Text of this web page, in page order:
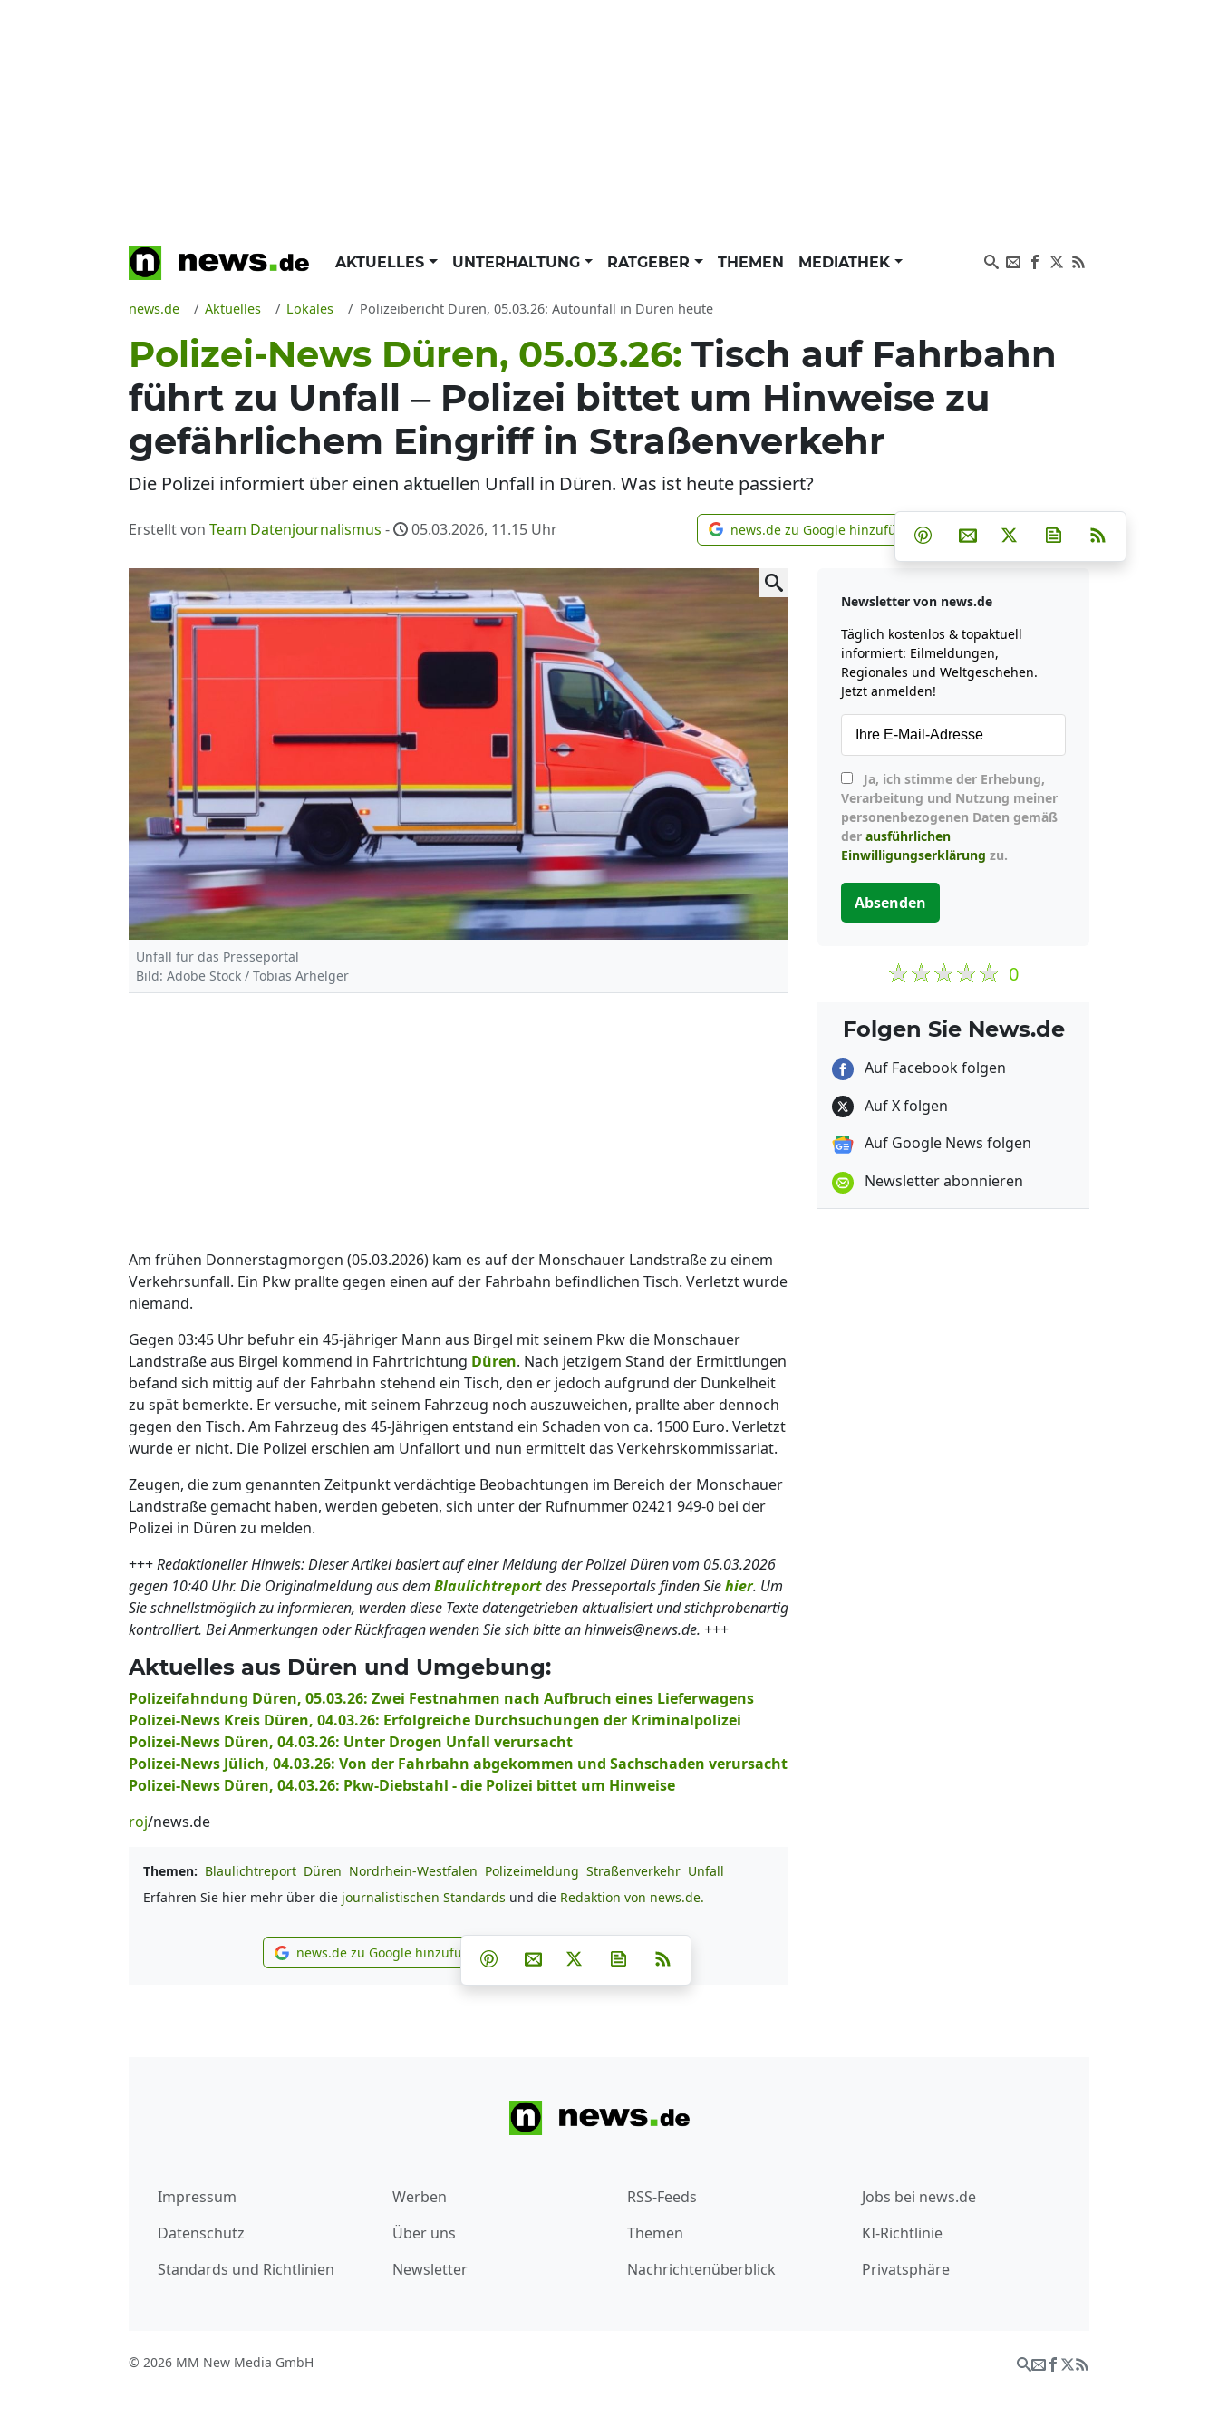
AKTUELLES UNTERHALTUNG RATGEBER THEMEN MEDIATHEK
news.de Aktuelles Lokales Polizeibericht Düren, 05.03.26: Autounfall in Düren heute
Polizei-News Düren, 05.03.26: Tisch auf Fahrbahn
führt zu Unfall – Polizei bittet um Hinweise zu
gefährlichem Eingriff in Straßenverkehr
Die Polizei informiert über einen aktuellen Unfall in Düren. Was ist heute passiert?
Erstellt von Team Datenjournalismus - 05.03.2026, 11.15 Uhr news.de zu Google hinzufügen
news.de zu Google hinzufügen Teilen auf Facebook
Teilen auf Whatsapp
Teilen auf Telegram
Teilen auf Pinterest
Per E-Mail teilen
Post auf XNewsletter
Unfall für das Presseportal
Bild: Adobe Stock / Tobias Arhelger
Am frühen Donnerstagmorgen (05.03.2026) kam es auf der Monschauer Landstraße zu einem
Verkehrsunfall. Ein Pkw prallte gegen einen auf der Fahrbahn befindlichen Tisch. Verletzt wurde
niemand.
Gegen 03:45 Uhr befuhr ein 45-jähriger Mann aus Birgel mit seinem Pkw die Monschauer
Landstraße aus Birgel kommend in Fahrtrichtung Düren. Nach jetzigem Stand der Ermittlungen
befand sich mittig auf der Fahrbahn stehend ein Tisch, den er jedoch aufgrund der Dunkelheit
zu spät bemerkte. Er versuche, mit seinem Fahrzeug noch auszuweichen, prallte aber dennoch
gegen den Tisch. Am Fahrzeug des 45-Jährigen entstand ein Schaden von ca. 1500 Euro. Verletzt
wurde er nicht. Die Polizei erschien am Unfallort und nun ermittelt das Verkehrskommissariat.
Zeugen, die zum genannten Zeitpunkt verdächtige Beobachtungen im Bereich der Monschauer
Landstraße gemacht haben, werden gebeten, sich unter der Rufnummer 02421 949-0 bei der
Polizei in Düren zu melden.
+++Redaktioneller Hinweis: Dieser Artikel basiert auf einer Meldung der Polizei Düren vom 05.03.2026
gegen 10:40 Uhr. Die Originalmeldung aus dem Blaulichtreportdes Presseportals finden Siehier. Um
Sie schnellstmöglich zu informieren, werden diese Texte datengetrieben aktualisiert und stichprobenartig
kontrolliert. Bei Anmerkungen oder Rückfragen wenden Sie sich bitte an hinweis@news.de. +++
Aktuelles aus Düren und Umgebung:
Polizeifahndung Düren, 05.03.26: Zwei Festnahmen nach Aufbruch eines Lieferwagens
Polizei-News Kreis Düren, 04.03.26: Erfolgreiche Durchsuchungen der Kriminalpolizei
Polizei-News Düren, 04.03.26: Unter Drogen Unfall verursacht
Polizei-News Jülich, 04.03.26: Von der Fahrbahn abgekommen und Sachschaden verursacht
Polizei-News Düren, 04.03.26: Pkw-Diebstahl - die Polizei bittet um Hinweise
roj/news.de
Themen: Blaulichtreport Düren Nordrhein-Westfalen Polizeimeldung Straßenverkehr Unfall
Erfahren Sie hier mehr über die journalistischen Standards und die Redaktion von news.de.
news.de zu Google hinzufügen
news.de zu Google hinzufügen Teilen auf Facebook
Teilen auf Whatsapp
Teilen auf Telegram
Teilen auf Pinterest
Per E-Mail teilen
Post auf XNewsletter abonnieren
Newsletter von news.de
Täglich kostenlos & topaktuell
informiert: Eilmeldungen,
Regionales und Weltgeschehen.
Jetzt anmelden!
Verarbeitung und Nutzung meiner
personenbezogenen Daten gemäß
der ausführlichen
Einwilligungserklärung zu.
Absenden
0
Folgen Sie News.de
Auf Facebook folgen
Auf X folgen
Auf Google News folgen
Newsletter abonnieren
Impressum
Datenschutz
Standards und Richtlinien
Werben
Über uns
Newsletter
RSS-Feeds
Themen
Nachrichtenüberblick
Jobs bei news.de
KI-Richtlinie
Privatsphäre
© 2026 MM New Media GmbH